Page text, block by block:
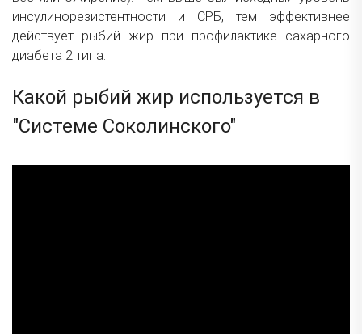
инсулинорезистентности и СРБ, тем эффективнее
действует рыбий жир при профилактике сахарного
диабета 2 типа.
Какой рыбий жир используется в
"Системе Соколинского"